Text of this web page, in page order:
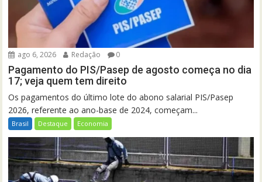
ago 6, 2026 Redação 0
Pagamento do PIS/Pasep de agosto começa no dia
17; veja quem tem direito
Os pagamentos do último lote do abono salarial PIS/Pasep
2026, referente ao ano-base de 2024, começam...
Brasil Destaque Economia